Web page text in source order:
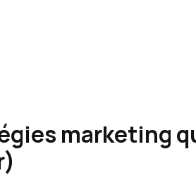
marketing